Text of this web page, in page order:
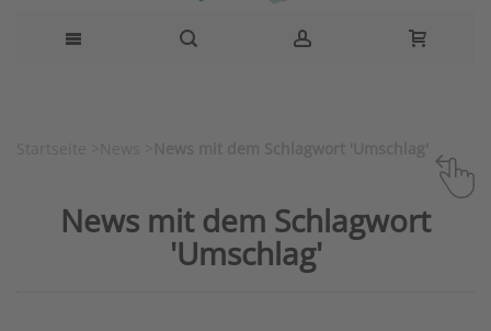
News mit dem Schlagwort
'Umschlag'